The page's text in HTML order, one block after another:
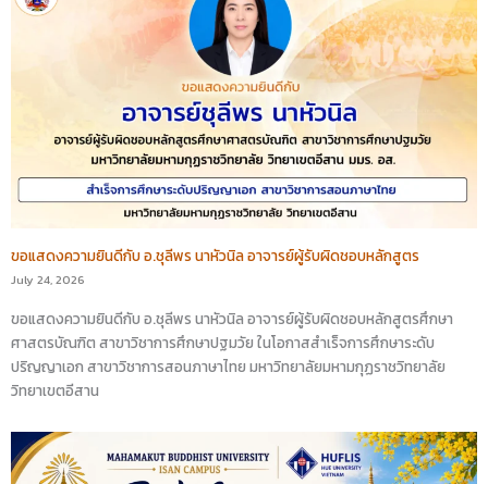
ขอแสดงความยินดีกับ อ.ชุลีพร นาหัวนิล อาจารย์ผู้รับผิดชอบหลักสูตร
July 24, 2026
ขอแสดงความยินดีกับ อ.ชุลีพร นาหัวนิล อาจารย์ผู้รับผิดชอบหลักสูตรศึกษา
ศาสตรบัณฑิต สาขาวิชาการศึกษาปฐมวัย ในโอกาสสำเร็จการศึกษาระดับ
ปริญญาเอก สาขาวิชาการสอนภาษาไทย มหาวิทยาลัยมหามกุฏราชวิทยาลัย
วิทยาเขตอีสาน